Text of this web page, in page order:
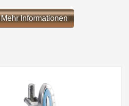
Mehr Informationen